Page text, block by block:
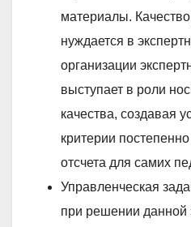
материалы.
нуждается в
организации
выступает в роли
качества, создавая
критерии
отсчета для самих
Управленческая
при решении данной